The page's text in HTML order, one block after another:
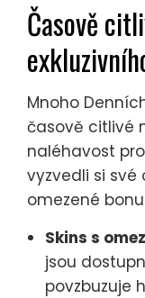
Časově
Mnoho
časově citlivé
naléhavost
vyzvedli si své
omezené
Skins s
jsou
povzbuzuje